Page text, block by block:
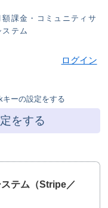
課金・コミュニティサ
テム
ログイン
キーの設定をする
をする
テム（Stripe／